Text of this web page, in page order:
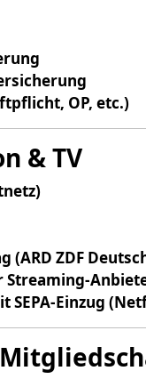
OP, etc.)
& TV
(ARD ZDF
SEPA-Einzug